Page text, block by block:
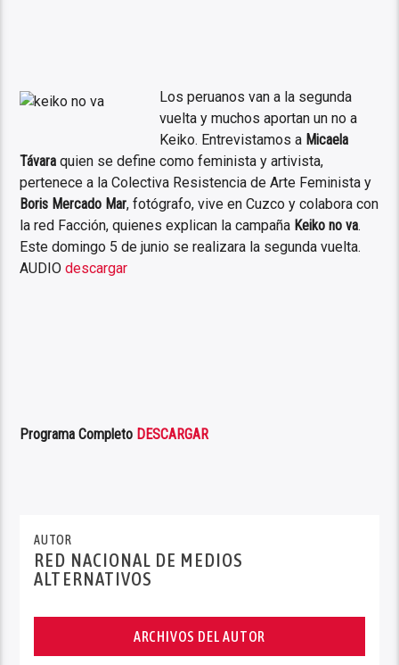
Los peruanos van a la segunda
vuelta y muchos aportan un no a
Keiko. Entrevistamos a Micaela
Távara quien se define como feminista y artivista,
pertenece a la Colectiva Resistencia de Arte Feminista y
Boris Mercado Mar, fotógrafo, vive en Cuzco y colabora con
la red Facción, quienes explican la campaña Keiko no va.
Este domingo 5 de junio se realizara la segunda vuelta.
AUDIOdescargar
Programa Completo DESCARGAR
AUTOR
RED NACIONAL DE MEDIOS
ALTERNATIVOS
ARCHIVOS DEL AUTOR